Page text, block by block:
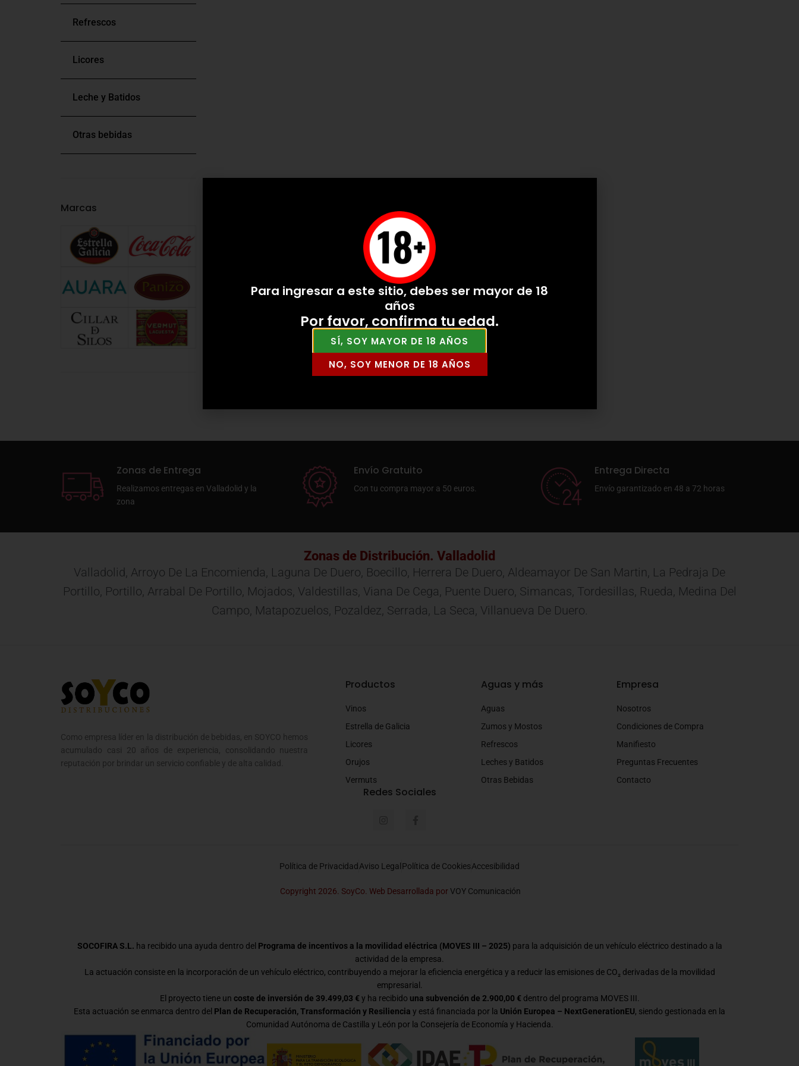
Refrescos
Licores
Leche y Batidos
Otras bebidas
Marcas
Zonas de Entrega
Realizamos entregas en Valladolid y la
zona
Envío Gratuito
Con tu compra mayor a 50 euros.
Entrega Directa
Envío garantizado en 48 a 72 horas
Zonas de Distribución. Valladolid
Valladolid, Arroyo De La Encomienda, Laguna De Duero, Boecillo, Herrera De Duero, Aldeamayor De San Martin, La Pedraja De
Portillo, Portillo, Arrabal De Portillo, Mojados, Valdestillas, Viana De Cega, Puente Duero, Simancas, Tordesillas, Rueda, Medina Del
Campo, Matapozuelos, Pozaldez, Serrada, La Seca, Villanueva De Duero.
Como empresa líder en la distribución de bebidas, en SOYCO hemos
acumulado casi 20 años de experiencia, consolidando nuestra
reputación por brindar un servicio confiable y de alta calidad.
Productos
Vinos
Estrella de Galicia
Licores
Orujos
Vermuts
Aguas y más
Aguas
Zumos y Mostos
Refrescos
Leches y Batidos
Otras Bebidas
Empresa
Nosotros
Condiciones de Compra
Manifiesto
Preguntas Frecuentes
Contacto
Redes Sociales
Política de PrivacidadAviso Legal Política de CookiesAccesibilidad
Copyright 2026. SoyCo. Web Desarrollada porVOY Comunicación
SOCOFIRA S.L. ha recibido una ayuda dentro del Programa de incentivos a la movilidad eléctrica (MOVES III – 2025) para la adquisición de un vehículo eléctrico destinado a la
actividad de la empresa.
La actuación consiste en la incorporación de un vehículo eléctrico, contribuyendo a mejorar la eficiencia energética y a reducir las emisiones de CO₂ derivadas de la movilidad
empresarial.
El proyecto tiene un coste de inversión de 39.499,03 € y ha recibido una subvención de 2.900,00 € dentro del programa MOVES III.
Esta actuación se enmarca dentro del Plan de Recuperación, Transformación y Resiliencia y está financiada por la Unión Europea – NextGenerationEU, siendo gestionada en la
Comunidad Autónoma de Castilla y León por la Consejería de Economía y Hacienda.
Para ingresar a este sitio, debes ser mayor de 18
años
Por favor, confirma tu edad.
SÍ, SOY MAYOR DE 18 AÑOS
NO, SOY MENOR DE 18 AÑOS